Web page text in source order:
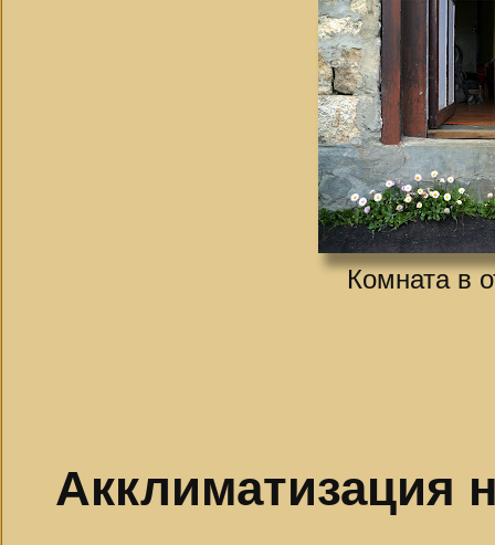
Комната в
Акклиматизация